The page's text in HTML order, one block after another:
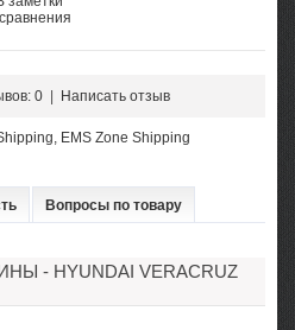
0| Написать отзыв
EMS Zone Shipping
Вопросы по товару
- HYUNDAI VERACRUZ